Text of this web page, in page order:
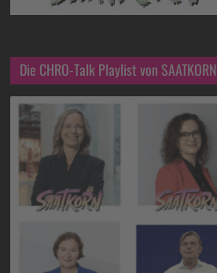
Die CHRO-Talk Playlist von SAATKORN